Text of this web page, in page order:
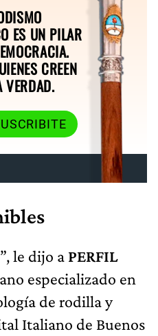
ES UN PILAR
CREEN
VERDAD.
le dijo a PERFIL
especializado en
de rodilla y
Italiano de Buenos